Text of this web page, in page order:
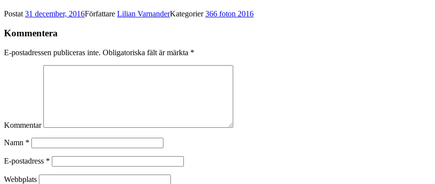
Postat31 december, 2016Författare Lilian VarnanderKategorier366 foton 2016
Kommentera
E-postadressen publiceras inte. Obligatoriska fält är märkta *
Kommentar
Namn *
E-postadress *
Webbplats